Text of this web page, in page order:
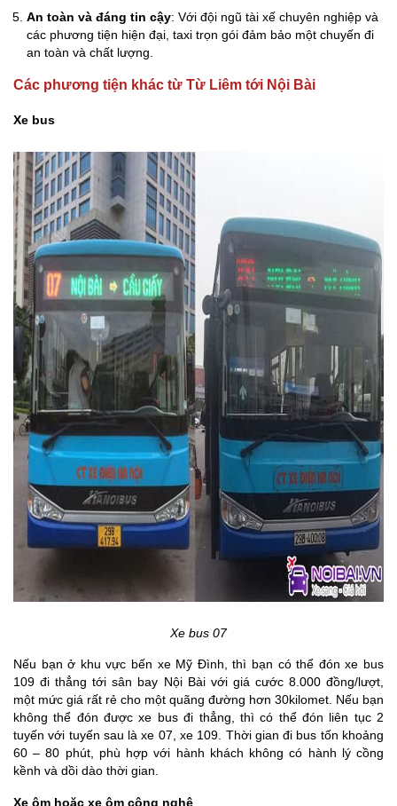
An toàn và đáng tin cậy: Với đội ngũ tài xế chuyên nghiệp và
các phương tiện hiện đại, taxi trọn gói đảm bảo một chuyến đi
an toàn và chất lượng.
Các phương tiện khác từ Từ Liêm tới Nội Bài
Xe bus
Xe bus 07
Nếu bạn ở khu vực bến xe Mỹ Đình, thì bạn có thể đón xe bus
109 đi thẳng tới sân bay Nội Bài với giá cước 8.000 đồng/lượt,
một mức giá rất rẻ cho một quãng đường hơn 30kilomet. Nếu bạn
không thể đón được xe bus đi thẳng, thì có thể đón liên tục 2
tuyến với tuyến sau là xe 07, xe 109. Thời gian đi bus tốn khoảng
60 – 80 phút, phù hợp với hành khách không có hành lý cồng
kềnh và dồi dào thời gian.
Xe ôm hoặc xe ôm công nghệ